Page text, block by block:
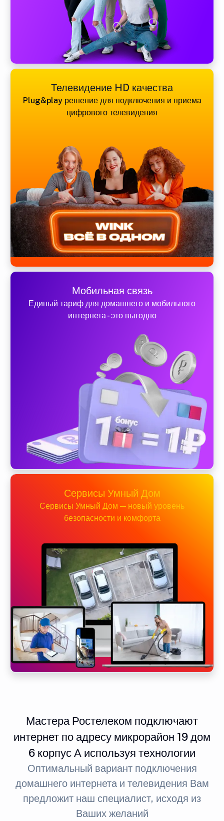
Телевидение HD качества
Plug&play решение для подключения и приема
цифрового телевидения
Мобильная связь
Единый тариф для домашнего и мобильного
интернета - это выгодно
Сервисы Умный Дом
Сервисы Умный Дом — новый уровень
безопасности и комфорта
Мастера Ростелеком подключают
интернет по адресу микрорайон 19 дом
6 корпус А используя технологии
Оптимальный вариант подключения
домашнего интернета и телевидения Вам
предложит наш специалист, исходя из
Ваших желаний